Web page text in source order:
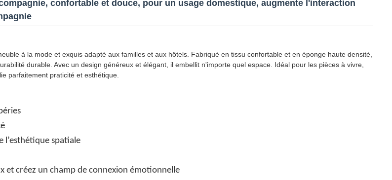
confortable et douce, pour un usage domestique, augmente l'interaction
à la mode et exquis adapté aux familles et aux hôtels. Fabriqué en tissu confortable et en éponge haute densité,
durable. Avec un design généreux et élégant, il embellit n'importe quel espace. Idéal pour les pièces à vivre,
parfaitement praticité et esthétique.
l’esthétique spatiale
et créez un champ de connexion émotionnelle